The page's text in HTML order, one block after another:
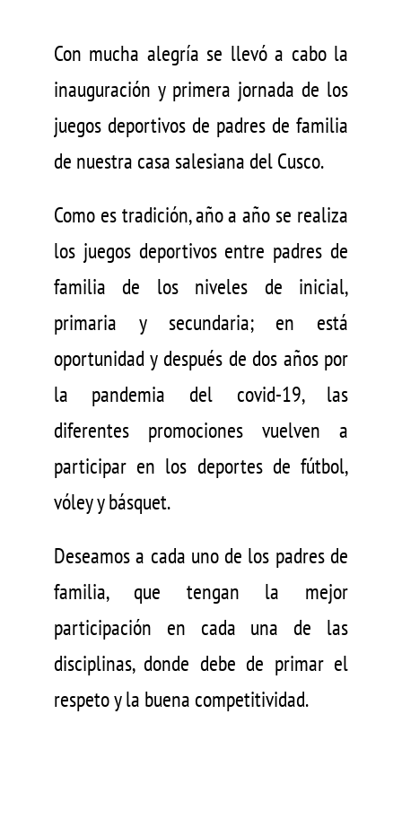
Con mucha alegría se llevó a cabo la
inauguración y primera jornada de los
juegos deportivos de padres de familia
de nuestra casa salesiana del Cusco.
Como es tradición, año a año se realiza
los juegos deportivos entre padres de
familia de los niveles de inicial,
primaria y secundaria; en está
oportunidad y después de dos años por
la pandemia del covid-19, las
diferentes promociones vuelven a
participar en los deportes de fútbol,
vóley y básquet.
Deseamos a cada uno de los padres de
familia, que tengan la mejor
participación en cada una de las
disciplinas, donde debe de primar el
respeto y la buena competitividad.